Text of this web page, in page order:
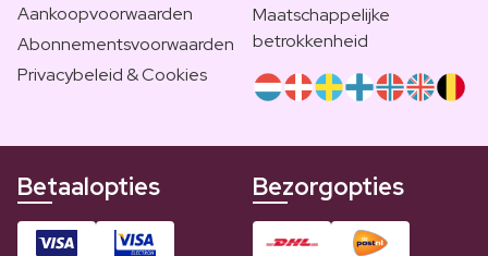
Aankoopvoorwaarden
Abonnementsvoorwaarden
Privacybeleid & Cookies
Maatschappelijke
betrokkenheid
Betaalopties Bezorgopties